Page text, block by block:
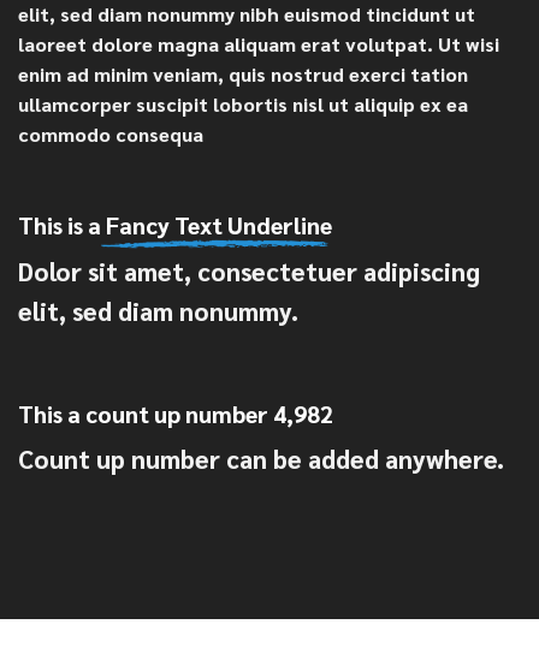
elit, sed diam nonummy nibh euismod tincidunt ut
laoreet dolore magna aliquam erat volutpat. Ut wisi
enim ad minim veniam, quis nostrud exerci tation
ullamcorper suscipit lobortis nisl ut aliquip ex ea
commodo consequa
This is a Fancy Text Underline
Dolor sit amet, consectetuer adipiscing
elit, sed diam nonummy.
This a count up number 4,997
Count up number can be added anywhere.